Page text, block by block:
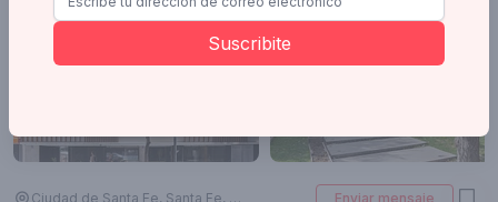
Ciudad de Santa Fe, Santa Fe, Argentina Enviar mensaje
Suscribite